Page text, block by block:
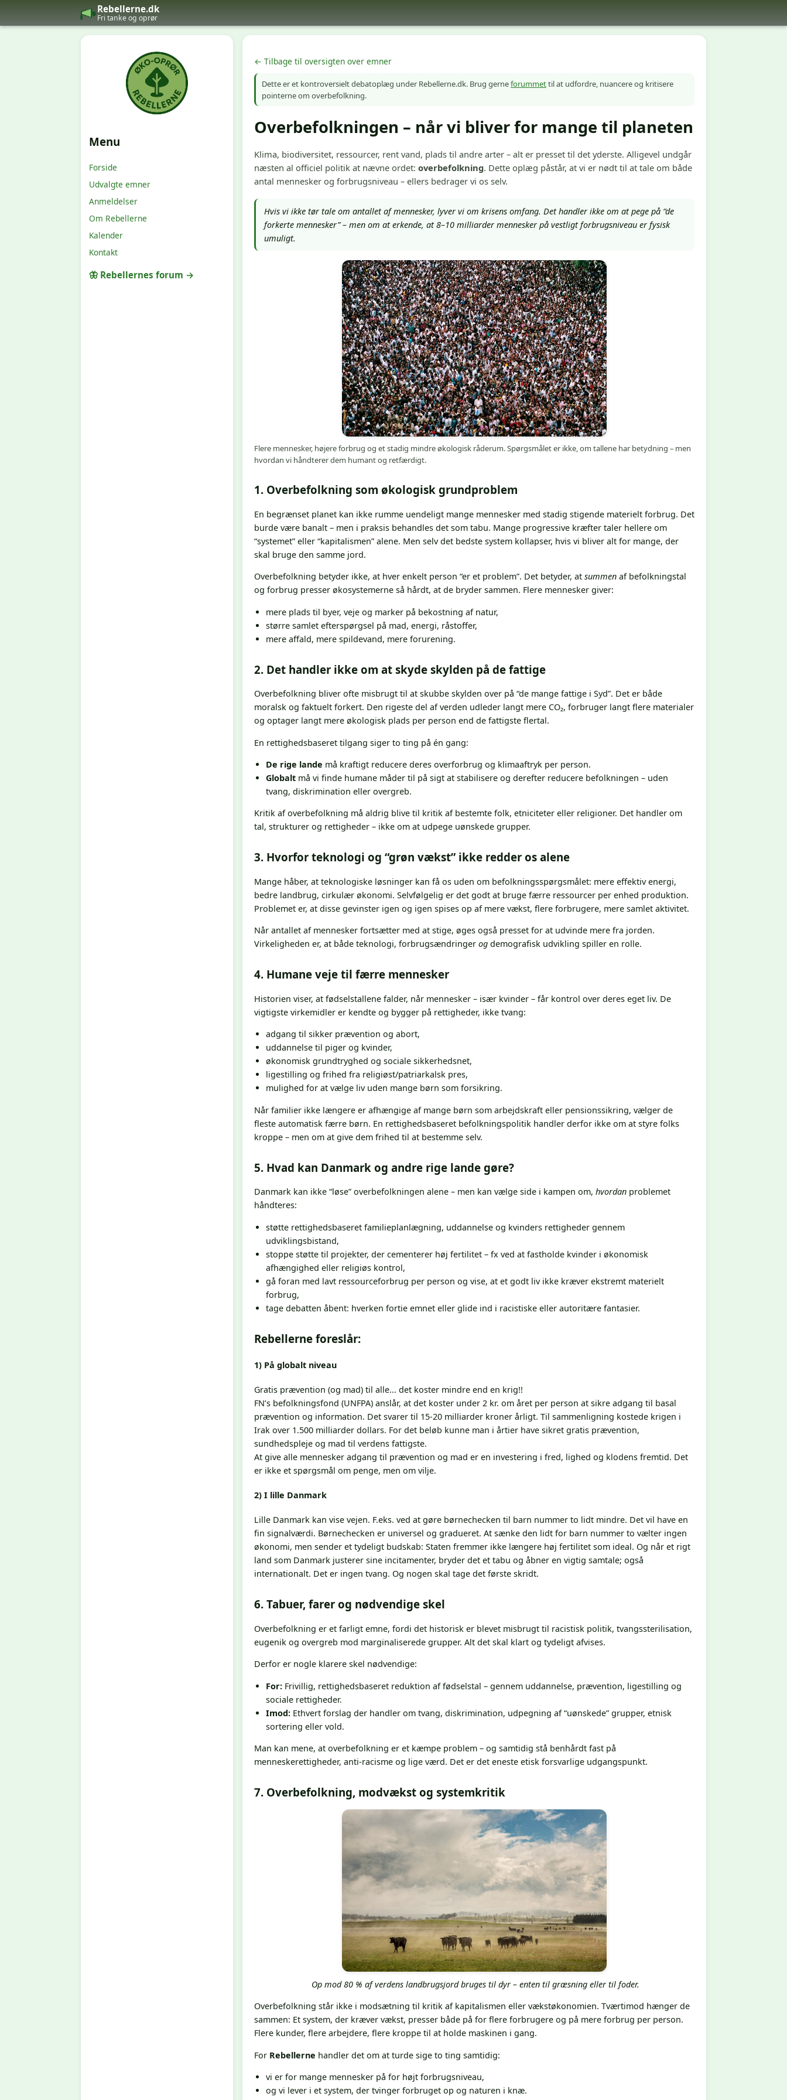
Rebellerne.dk
Fri tanke og oprør
Menu
Forside
Udvalgte emner
Anmeldelser
Om Rebellerne
Kalender
Kontakt
🦋 Rebellernes forum →
← Tilbage til oversigten over emner
Dette er et kontroversielt debatoplæg under Rebellerne.dk. Brug gerneforummettil at udfordre, nuancere og kritisere
pointerne om overbefolkning.
Overbefolkningen – når vi bliver for mange til planeten
Klima, biodiversitet, ressourcer, rent vand, plads til andre arter – alt er presset til det yderste. Alligevel undgår
næsten al officiel politik at nævne ordet: overbefolkning. Dette oplæg påstår, at vi er nødt til at tale om både
antal mennesker og forbrugsniveau – ellers bedrager vi os selv.
Hvis vi ikke tør tale om antallet af mennesker, lyver vi om krisens omfang. Det handler ikke om at pege på “de
forkerte mennesker” – men om at erkende, at 8–10 milliarder mennesker på vestligt forbrugsniveau er fysisk
umuligt.
Flere mennesker, højere forbrug og et stadig mindre økologisk råderum. Spørgsmålet er ikke, om tallene har betydning – men
hvordan vi håndterer dem humant og retfærdigt.
1. Overbefolkning som økologisk grundproblem
En begrænset planet kan ikke rumme uendeligt mange mennesker med stadig stigende materielt forbrug. Det
burde være banalt – men i praksis behandles det som tabu. Mange progressive kræfter taler hellere om
“systemet” eller “kapitalismen” alene. Men selv det bedste system kollapser, hvis vi bliver alt for mange, der
skal bruge den samme jord.
Overbefolkning betyder ikke, at hver enkelt person “er et problem”. Det betyder, at summen af befolkningstal
og forbrug presser økosystemerne så hårdt, at de bryder sammen. Flere mennesker giver:
mere plads til byer, veje og marker på bekostning af natur,
større samlet efterspørgsel på mad, energi, råstoffer,
mere affald, mere spildevand, mere forurening.
2. Det handler ikke om at skyde skylden på de fattige
Overbefolkning bliver ofte misbrugt til at skubbe skylden over på “de mange fattige i Syd”. Det er både
moralsk og faktuelt forkert. Den rigeste del af verden udleder langt mere CO₂, forbruger langt flere materialer
og optager langt mere økologisk plads per person end de fattigste flertal.
En rettighedsbaseret tilgang siger to ting på én gang:
De rige lande må kraftigt reducere deres overforbrug og klimaaftryk per person.
Globalt må vi finde humane måder til på sigt at stabilisere og derefter reducere befolkningen – uden
tvang, diskrimination eller overgreb.
Kritik af overbefolkning må aldrig blive til kritik af bestemte folk, etniciteter eller religioner. Det handler om
tal, strukturer og rettigheder – ikke om at udpege uønskede grupper.
3. Hvorfor teknologi og “grøn vækst” ikke redder os alene
Mange håber, at teknologiske løsninger kan få os uden om befolkningsspørgsmålet: mere effektiv energi,
bedre landbrug, cirkulær økonomi. Selvfølgelig er det godt at bruge færre ressourcer per enhed produktion.
Problemet er, at disse gevinster igen og igen spises op af mere vækst, flere forbrugere, mere samlet aktivitet.
Når antallet af mennesker fortsætter med at stige, øges også presset for at udvinde mere fra jorden.
Virkeligheden er, at både teknologi, forbrugsændringer og demografisk udvikling spiller en rolle.
4. Humane veje til færre mennesker
Historien viser, at fødselstallene falder, når mennesker – især kvinder – får kontrol over deres eget liv. De
vigtigste virkemidler er kendte og bygger på rettigheder, ikke tvang:
adgang til sikker prævention og abort,
uddannelse til piger og kvinder,
økonomisk grundtryghed og sociale sikkerhedsnet,
ligestilling og frihed fra religiøst/patriarkalsk pres,
mulighed for at vælge liv uden mange børn som forsikring.
Når familier ikke længere er afhængige af mange børn som arbejdskraft eller pensionssikring, vælger de
fleste automatisk færre børn. En rettighedsbaseret befolkningspolitik handler derfor ikke om at styre folks
kroppe – men om at give dem frihed til at bestemme selv.
5. Hvad kan Danmark og andre rige lande gøre?
Danmark kan ikke “løse” overbefolkningen alene – men kan vælge side i kampen om, hvordan problemet
håndteres:
støtte rettighedsbaseret familieplanlægning, uddannelse og kvinders rettigheder gennem
udviklingsbistand,
stoppe støtte til projekter, der cementerer høj fertilitet – fx ved at fastholde kvinder i økonomisk
afhængighed eller religiøs kontrol,
gå foran med lavt ressourceforbrug per person og vise, at et godt liv ikke kræver ekstremt materielt
forbrug,
tage debatten åbent: hverken fortie emnet eller glide ind i racistiske eller autoritære fantasier.
Rebellerne foreslår:
1) På globalt niveau
Gratis prævention (og mad) til alle... det koster mindre end en krig!!
FN’s befolkningsfond (UNFPA) anslår, at det koster under 2 kr. om året per person at sikre adgang til basal
prævention og information. Det svarer til 15-20 milliarder kroner årligt. Til sammenligning kostede krigen i
Irak over 1.500 milliarder dollars. For det beløb kunne man i årtier have sikret gratis prævention,
sundhedspleje og mad til verdens fattigste.
At give alle mennesker adgang til prævention og mad er en investering i fred, lighed og klodens fremtid. Det
er ikke et spørgsmål om penge, men om vilje.
2) I lille Danmark
Lille Danmark kan vise vejen. F.eks. ved at gøre børnechecken til barn nummer to lidt mindre. Det vil have en
fin signalværdi. Børnechecken er universel og gradueret. At sænke den lidt for barn nummer to vælter ingen
økonomi, men sender et tydeligt budskab: Staten fremmer ikke længere høj fertilitet som ideal. Og når et rigt
land som Danmark justerer sine incitamenter, bryder det et tabu og åbner en vigtig samtale; også
internationalt. Det er ingen tvang. Og nogen skal tage det første skridt.
6. Tabuer, farer og nødvendige skel
Overbefolkning er et farligt emne, fordi det historisk er blevet misbrugt til racistisk politik, tvangssterilisation,
eugenik og overgreb mod marginaliserede grupper. Alt det skal klart og tydeligt afvises.
Derfor er nogle klarere skel nødvendige:
For: Frivillig, rettighedsbaseret reduktion af fødselstal – gennem uddannelse, prævention, ligestilling og
sociale rettigheder.
Imod: Ethvert forslag der handler om tvang, diskrimination, udpegning af “uønskede” grupper, etnisk
sortering eller vold.
Man kan mene, at overbefolkning er et kæmpe problem – og samtidig stå benhårdt fast på
menneskerettigheder, anti-racisme og lige værd. Det er det eneste etisk forsvarlige udgangspunkt.
7. Overbefolkning, modvækst og systemkritik
Op mod 80 % af verdens landbrugsjord bruges til dyr – enten til græsning eller til foder.
Overbefolkning står ikke i modsætning til kritik af kapitalismen eller vækstøkonomien. Tværtimod hænger de
sammen: Et system, der kræver vækst, presser både på for flere forbrugere og på mere forbrug per person.
Flere kunder, flere arbejdere, flere kroppe til at holde maskinen i gang.
For Rebellerne handler det om at turde sige to ting samtidig:
vi er for mange mennesker på for højt forbrugsniveau,
og vi lever i et system, der tvinger forbruget op og naturen i knæ.